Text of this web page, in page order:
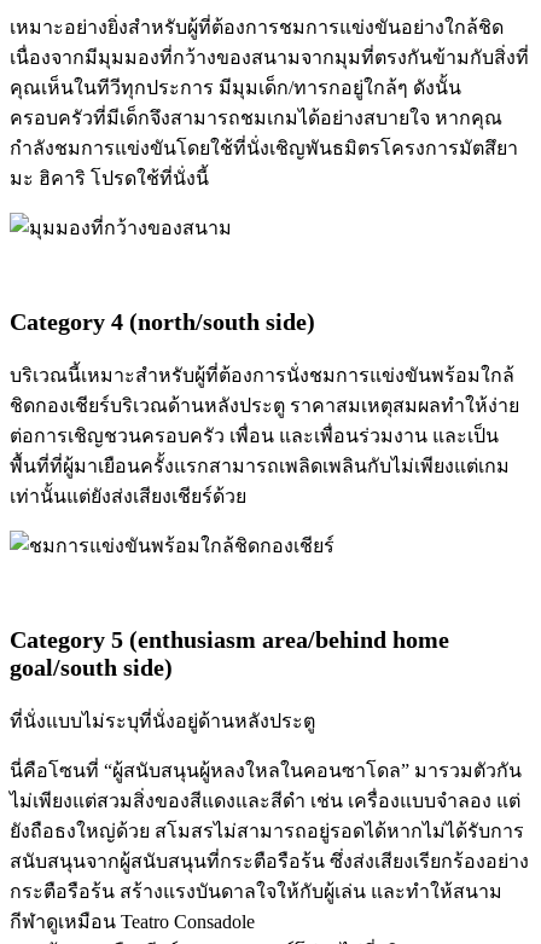
เหมาะอย่างยิ่งสำหรับผู้ที่ต้องการชมการแข่งขันอย่างใกล้ชิด
เนื่องจากมีมุมมองที่กว้างของสนามจากมุมที่ตรงกันข้ามกับสิ่งที่
คุณเห็นในทีวีทุกประการ มีมุมเด็ก/ทารกอยู่ใกล้ๆ ดังนั้น
ครอบครัวที่มีเด็กจึงสามารถชมเกมได้อย่างสบายใจ หากคุณ
กำลังชมการแข่งขันโดยใช้ที่นั่งเชิญพันธมิตรโครงการมัตสึยา
มะ ฮิคาริ โปรดใช้ที่นั่งนี้
Category 4 (north/south side)
บริเวณนี้เหมาะสำหรับผู้ที่ต้องการนั่งชมการแข่งขันพร้อมใกล้
ชิดกองเชียร์บริเวณด้านหลังประตู ราคาสมเหตุสมผลทำให้ง่าย
ต่อการเชิญชวนครอบครัว เพื่อน และเพื่อนร่วมงาน และเป็น
พื้นที่ที่ผู้มาเยือนครั้งแรกสามารถเพลิดเพลินกับไม่เพียงแต่เกม
เท่านั้นแต่ยังส่งเสียงเชียร์ด้วย
Category 5 (enthusiasm area/behind home
goal/south side)
ที่นั่งแบบไม่ระบุที่นั่งอยู่ด้านหลังประตู
นี่คือโซนที่ “ผู้สนับสนุนผู้หลงใหลในคอนซาโดล” มารวมตัวกัน
ไม่เพียงแต่สวมสิ่งของสีแดงและสีดำ เช่น เครื่องแบบจำลอง แต่
ยังถือธงใหญ่ด้วย สโมสรไม่สามารถอยู่รอดได้หากไม่ได้รับการ
สนับสนุนจากผู้สนับสนุนที่กระตือรือร้น ซึ่งส่งเสียงเรียกร้องอย่าง
กระตือรือร้น สร้างแรงบันดาลใจให้กับผู้เล่น และทำให้สนาม
กีฬาดูเหมือน Teatro Consadole